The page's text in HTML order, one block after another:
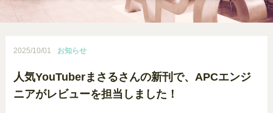
2025/10/01 お知らせ
人気YouTuberまさるさんの新刊で、APCエンジ
ニアがレビューを担当しました！